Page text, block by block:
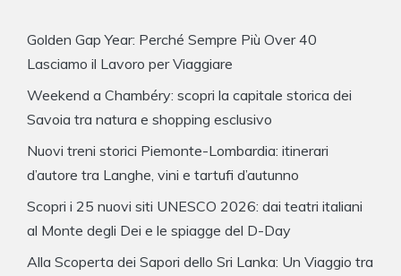
Golden Gap Year: Perché Sempre Più Over 40
Lasciamo il Lavoro per Viaggiare
Weekend a Chambéry: scopri la capitale storica dei
Savoia tra natura e shopping esclusivo
Nuovi treni storici Piemonte-Lombardia: itinerari
d’autore tra Langhe, vini e tartufi d’autunno
Scopri i 25 nuovi siti UNESCO 2026: dai teatri italiani
al Monte degli Dei e le spiagge del D-Day
Alla Scoperta dei Sapori dello Sri Lanka: Un Viaggio tra